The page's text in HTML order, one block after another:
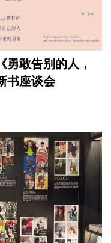
敢告别的人，
书座谈会